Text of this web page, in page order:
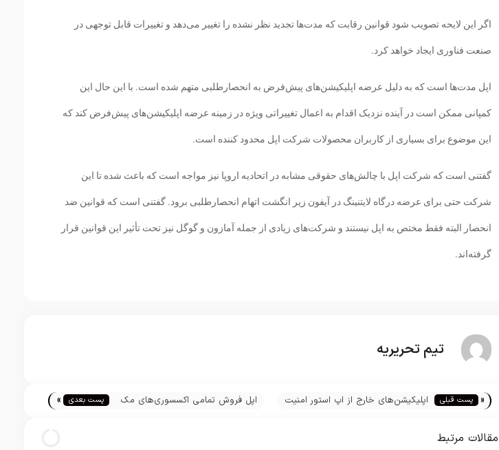
اگر این لایحه تصویب شود قوانین رقابت که مدت‌ها تجدید نظر نشده را تغییر می‌دهد و تغییرات قابل توجهی در
صنعت فناوری ایجاد خواهد کرد.
اپل مدت‌ها است که به دلیل عرضه اپلیکیشن‌های پیش‌فرض به انحصارطلبی متهم شده است. با این حال این
کمپانی ممکن است در آینده نزدیک اقدام به اعمال تغییراتی ویژه در زمینه عرضه اپلیکیشن‌های پیش‌فرض کند که
این موضوع برای بسیاری از کاربران محصولات شرکت اپل محدود کننده است.
گفتنی است که شرکت اپل با چالش‌های حقوقی مشابه در اتحادیه اروپا نیز مواجه است که باعث شده تا این
شرکت حتی برای عرضه درگاه لایتنینگ در آیفون زیر انگشت اتهام انحصارطلبی برود. گفتنی است که قوانین ضد
انحصار البته فقط مختص به اپل نیستند و شرکت‌های زیادی از جمله آمازون و گوگل نیز تحت تأثیر این قوانین قرار
گرفته‌اند.
تیم تحریریه
« پست قبلی
اپلیکیشن‌های خارج از اپ استور امنیت
اپل فروش تمامی‌ اکسسوری‌های مک
پست بعدی »
مقالات مرتبط